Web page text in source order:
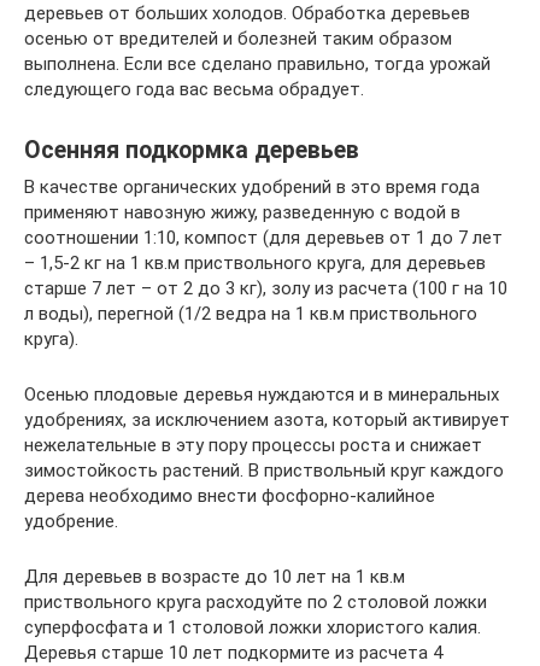
деревьев от больших холодов. Обработка деревьев
осенью от вредителей и болезней таким образом
выполнена. Если все сделано правильно, тогда урожай
следующего года вас весьма обрадует.
Осенняя подкормка деревьев
В качестве органических удобрений в это время года
применяют навозную жижу, разведенную с водой в
соотношении 1:10, компост (для деревьев от 1 до 7 лет
– 1,5-2 кг на 1 кв.м приствольного круга, для деревьев
старше 7 лет – от 2 до 3 кг), золу из расчета (100 г на 10
л воды), перегной (1/2 ведра на 1 кв.м приствольного
круга).
Осенью плодовые деревья нуждаются и в минеральных
удобрениях, за исключением азота, который активирует
нежелательные в эту пору процессы роста и снижает
зимостойкость растений. В приствольный круг каждого
дерева необходимо внести фосфорно-калийное
удобрение.
Для деревьев в возрасте до 10 лет на 1 кв.м
приствольного круга расходуйте по 2 столовой ложки
суперфосфата и 1 столовой ложки хлористого калия.
Деревья старше 10 лет подкормите из расчета 4